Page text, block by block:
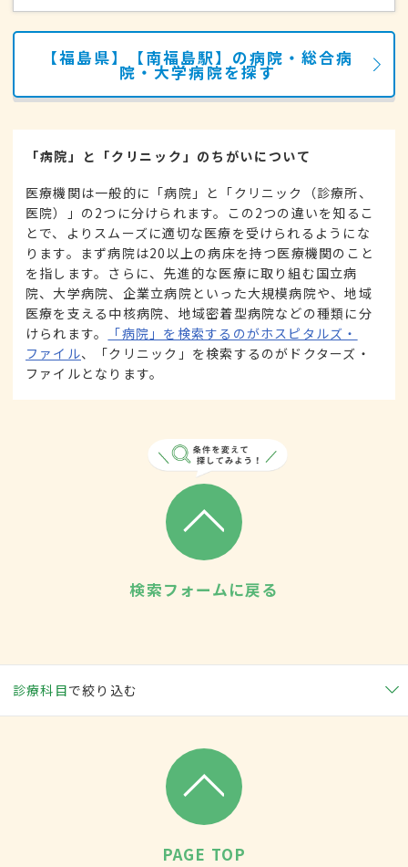
【福島県】【南福島駅】の病院・総合病
院・大学病院を探す
「病院」と「クリニック」のちがいについて
医療機関は一般的に「病院」と「クリニック（診療所、
医院）」の2つに分けられます。この2つの違いを知るこ
とで、よりスムーズに適切な医療を受けられるようにな
ります。まず病院は20以上の病床を持つ医療機関のこと
を指します。さらに、先進的な医療に取り組む国立病
院、大学病院、企業立病院といった大規模病院や、地域
医療を支える中核病院、地域密着型病院などの種類に分
けられます。
「病院」を検索するのがホスピタルズ・
ファイル、「クリニック」を検索するのがドクターズ・
ファイルとなります。
検索フォームに戻る
診療科目で絞り込む
PAGE TOP